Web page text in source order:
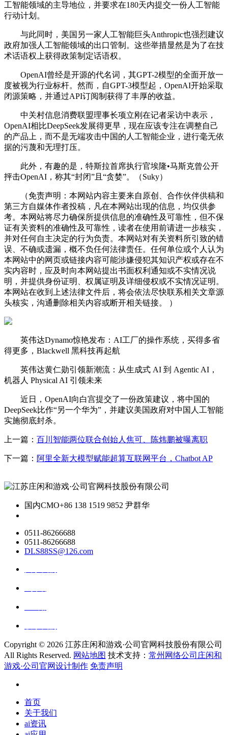
工智能领域的主导地位，并要求在180天内提交一份人工智能
行动计划。
与此同时，美国另一家人工智能巨头Anthropic也强烈建议
政府加强人工智能领域的出口管制。这些举措显然是为了在技
术话语权上获得政策制定话语权。
OpenAI曾经是开源的代名词，其GPT-2模型的全面开放一
度被视为行业标杆。然而，自GPT-3模型起，OpenAI开始采取
闭源策略，并通过API订阅制获得了丰厚的收益。
中关村信息消费联盟理事长项立刚在记者采访中表示，
OpenAI相比DeepSeek发展得更早，现在应该专注在调整自己
的产品上，而不是无端攻击中国的人工智能企业，进行毫无依
据的污蔑和无理打压。
此外，有趣的是，特斯拉首席执行官埃隆•马斯克曾公开
抨击OpenAI，称其“封闭”且“贪婪”。（Suky）
（免责声明：本网站内容主要来自原创、合作伙伴供稿和
第三方自媒体作者投稿，凡在本网站出现的信息，均仅供参
考。本网站将尽力确保所提供信息的准确性及可靠性，但不保
证有关资料的准确性及可靠性，读者在使用前请进一步核实，
并对任何自主决定的行为负责。本网站对有关资料所引致的错
误、不确或遗漏，概不负任何法律责任。任何单位或个人认为
本网站中的网页或链接内容可能涉嫌侵犯其知识产权或存在不
实内容时，应及时向本网站提出书面权利通知或不实情况说
明，并提供身份证明、权属证明及详细侵权或不实情况证明。
本网站在收到上述法律文件后，将会依法尽快联系相关文章源
头核实，沟通删除相关内容或断开相关链接。 ）
英伟达Dynamo惊艳发布：AI工厂的操作系统，买得多省
得更多，Blackwell 黑科技再起航
英伟达黄仁勋引领新潮流：从生成式 AI 到 Agentic AI，
机器人 Physical AI 引领未来
近日，OpenAI向白宫提交了一份政策建议，将中国的
DeepSeek比作“另一个华为”，并建议美国政府对中国人工智能
实施彻底封杀。
上一篇： 百川智能两位联合创始人焦可、陈炜鹏被曝离职
下一篇： 阿里全新大模型赋能超算互联网平台，Chatbot AP
国内CMO+86 138 1519 9852 尹群华
0511-86266688
0511-86266688
DLS88SS@126.com
Copyright © 2026 江苏庄闲和游戏·公司官网科技股份有限公司
All Rights Reserved. 网站地图 技术支持： 常州网络公司庄闲和
游戏·公司官网设计制作 免责声明
首页
关于我们
ai资讯